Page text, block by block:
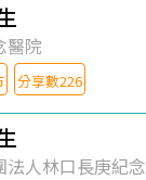
醫院
分享數226
法人林口長庚紀念